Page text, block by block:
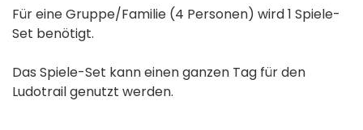
Für eine Gruppe/Familie (4 Personen) wird 1 Spiele-
Set benötigt.
Das Spiele-Set kann einen ganzen Tag für den
Ludotrail genutzt werden.